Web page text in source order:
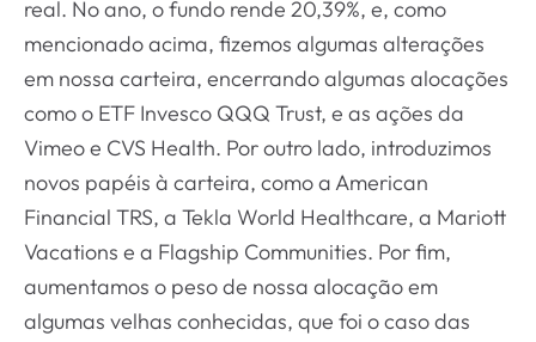
real. No ano, o fundo rende 20,39%, e, como
mencionado acima, fizemos algumas alterações
em nossa carteira, encerrando algumas alocações
como o ETF Invesco QQQ Trust, e as ações da
Vimeo e CVS Health. Por outro lado, introduzimos
novos papéis à carteira, como a American
Financial TRS, a Tekla World Healthcare, a Mariott
Vacations e a Flagship Communities. Por fim,
aumentamos o peso de nossa alocação em
algumas velhas conhecidas, que foi o caso das